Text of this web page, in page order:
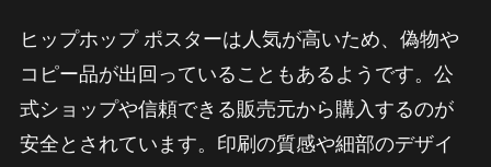
ヒップホップ ポスターは人気が高いため、偽物や
コピー品が出回っていることもあるようです。公
式ショップや信頼できる販売元から購入するのが
安全とされています。印刷の質感や細部のデザイ